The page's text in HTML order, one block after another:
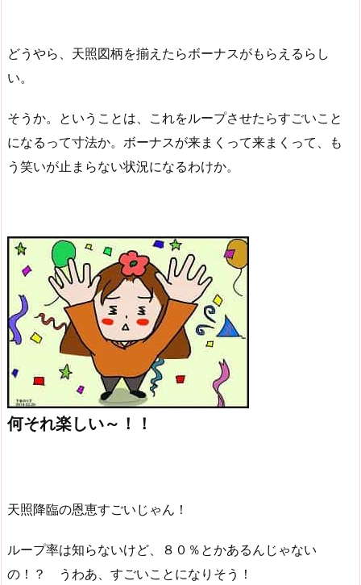
どうやら、天照図柄を揃えたらボーナスがもらえるらし
い。
そうか。ということは、これをループさせたらすごいこと
になるって寸法か。ボーナスが来まくって来まくって、も
う笑いが止まらない状況になるわけか。
何それ楽しい～！！
天照降臨の恩恵すごいじゃん！
ループ率は知らないけど、８０％とかあるんじゃない
の！？ うわあ、すごいことになりそう！